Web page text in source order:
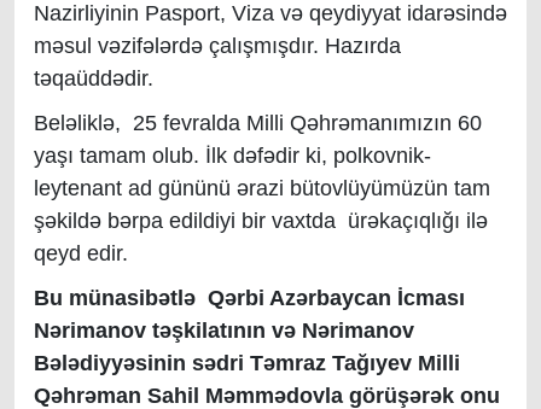
Nazirliyinin Pasport, Viza və qeydiyyat idarəsində
məsul vəzifələrdə çalışmışdır. Hazırda
təqaüddədir.
Beləliklə, 25 fevralda Milli Qəhrəmanımızın 60
yaşı tamam olub. İlk dəfədir ki, polkovnik-
leytenant ad gününü ərazi bütovlüyümüzün tam
şəkildə bərpa edildiyi bir vaxtda ürəkaçıqlığı ilə
qeyd edir.
Bu münasibətlə Qərbi Azərbaycan İcması
Nərimanov təşkilatının və Nərimanov
Bələdiyyəsinin sədri Təmraz Tağıyev Milli
Qəhrəman Sahil Məmmədovla görüşərək onu